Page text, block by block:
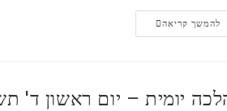
להמשך קריאה
יומית – יום ראשון ד'